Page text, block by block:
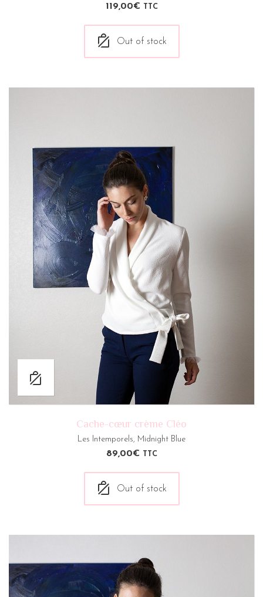
119,00€ TTC
Out of stock
Cache-cœur crème Cléo
Les Intemporels, Midnight Blue
89,00€ TTC
Out of stock